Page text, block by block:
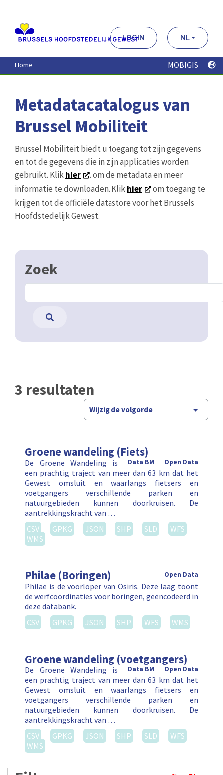
contenu
principal
LOGIN NL
Home MOBIGIS
Metadatacatalogus van
Brussel Mobiliteit
Brussel Mobiliteit biedt u toegang tot zijn gegevens
en tot de gegevens die in zijn applicaties worden
gebruikt. Klikhier
. om de metadata en meer
informatie te downloaden. Klikhier
om toegang te
krijgen tot de officiële datastore voor het Brussels
Hoofdstedelijk Gewest.
Zoek
3 resultaten
Wijzig de volgorde
Groene wandeling (Fiets)
Open Data
Data BM
De Groene Wandeling is
een prachtig traject van meer dan 63 km dat het
Gewest omsluit en waarlangs fietsers en
voetgangers verschillende parken en
natuurgebieden kunnen doorkruisen. De
aantrekkingskracht van …
CSV
GPKG JSON SHP SLD
WFS
WMS
Philae (Boringen) Open Data
Philae is de voorloper van Osiris. Deze laag toont
de werfcoordinaties voor boringen, geëncodeerd in
deze databank.
CSV
GPKG JSON SHP WFS WMS
Groene wandeling (voetgangers)
Open Data
Data BM
De Groene Wandeling is
een prachtig traject van meer dan 63 km dat het
Gewest omsluit en waarlangs fietsers en
voetgangers verschillende parken en
natuurgebieden kunnen doorkruisen. De
aantrekkingskracht van …
CSV
GPKG JSON SHP SLD
WFS
WMS